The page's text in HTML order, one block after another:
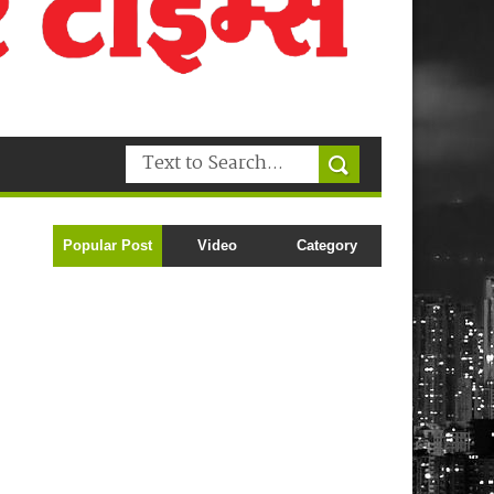
Popular Post Video Category